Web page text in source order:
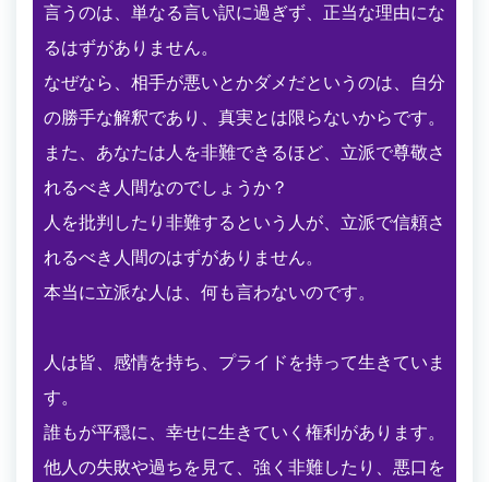
言うのは、単なる言い訳に過ぎず、正当な理由にな
るはずがありません。
なぜなら、相手が悪いとかダメだというのは、自分
の勝手な解釈であり、真実とは限らないからです。
また、あなたは人を非難できるほど、立派で尊敬さ
れるべき人間なのでしょうか？
人を批判したり非難するという人が、立派で信頼さ
れるべき人間のはずがありません。
本当に立派な人は、何も言わないのです。
人は皆、感情を持ち、プライドを持って生きていま
す。
誰もが平穏に、幸せに生きていく権利があります。
他人の失敗や過ちを見て、強く非難したり、悪口を